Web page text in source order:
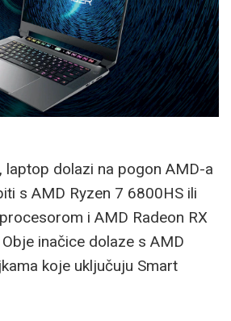
laptop dolazi na pogon AMD-a
s AMD Ryzen 7 6800HS ili
i AMD Radeon RX
inačice dolaze s AMD
koje uključuju Smart